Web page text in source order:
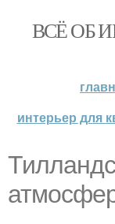
ВСЁ ОБ
интерьер для